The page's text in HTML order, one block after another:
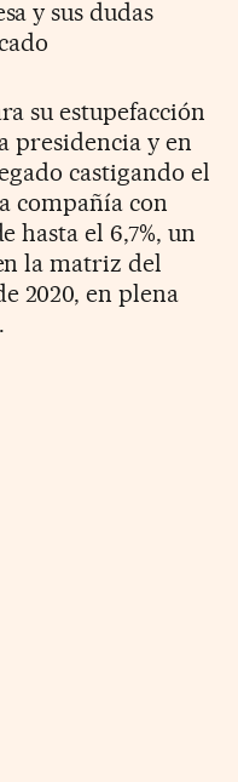
y sus dudas
su estupefacción
presidencia y en
castigando el
compañía con
hasta el 6,7%, un
la matriz del
2020, en plena